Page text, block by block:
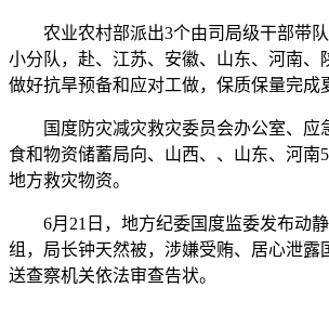
农业农村部派出3个由司局级干部带队
小分队，赴、江苏、安徽、山东、河南、
做好抗旱预备和应对工做，保质保量完成
国度防灾减灾救灾委员会办公室、应
食和物资储蓄局向、山西、、山东、河南
地方救灾物资。
6月21日，地方纪委国度监委发布动静
组，局长钟天然被，涉嫌受贿、居心泄露
送查察机关依法审查告状。